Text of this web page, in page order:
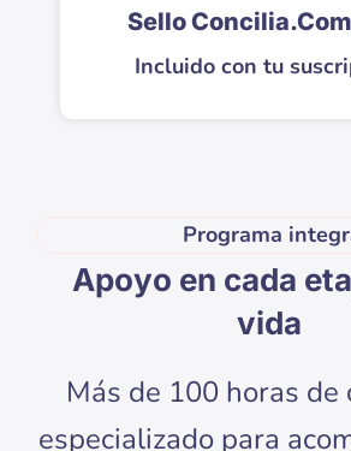
Sello
Incluido con tu
Programa
Apoyo en cada
vida
Más de 100 horas de
especializado para